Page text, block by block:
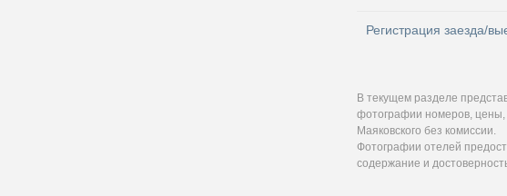
Регистрация заезда/
В текущем разделе
фотографии номеров, цены,
Маяковского без комиссии.
Фотографии отелей
содержание и